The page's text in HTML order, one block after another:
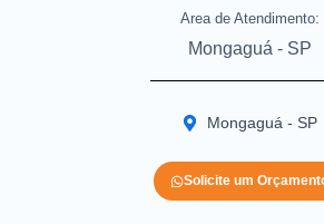
Area de Atendimento:
Mongaguá - SP
Mongaguá - SP
Solicite um